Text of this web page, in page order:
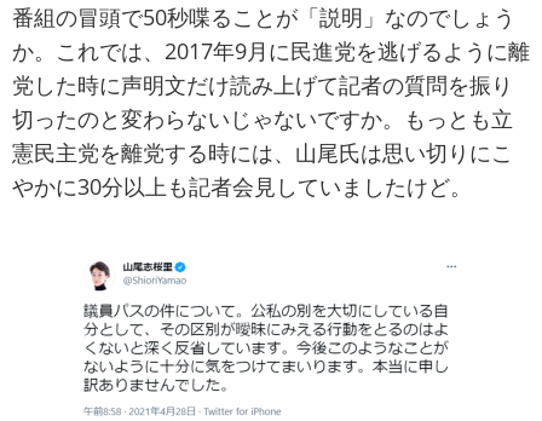
番組の冒頭で50秒喋ることが「説明」なのでしょう
か。これでは、2017年9月に民進党を逃げるように離
党した時に声明文だけ読み上げて記者の質問を振り
切ったのと変わらないじゃないですか。もっとも立
憲民主党を離党する時には、山尾氏は思い切りにこ
やかに30分以上も記者会見していましたけど。